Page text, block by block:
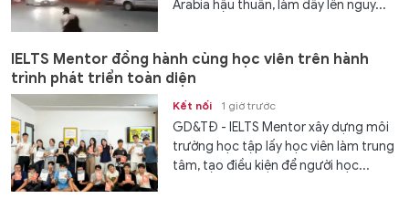
Arabia hậu thuẫn, làm dấy lên nguy...
IELTS Mentor đồng hành cùng học viên trên hành
trình phát triển toàn diện
Kết nối 1 giờ trước
GD&TĐ - IELTS Mentor xây dựng môi
trường học tập lấy học viên làm trung
tâm, tạo điều kiện để người học...